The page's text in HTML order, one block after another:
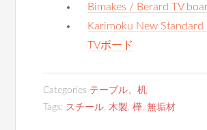
Bimakes / Berard TV
Karimoku New Standard
TVボード
Categories テーブル、机
Tags: スチール,木製,樺,無垢材